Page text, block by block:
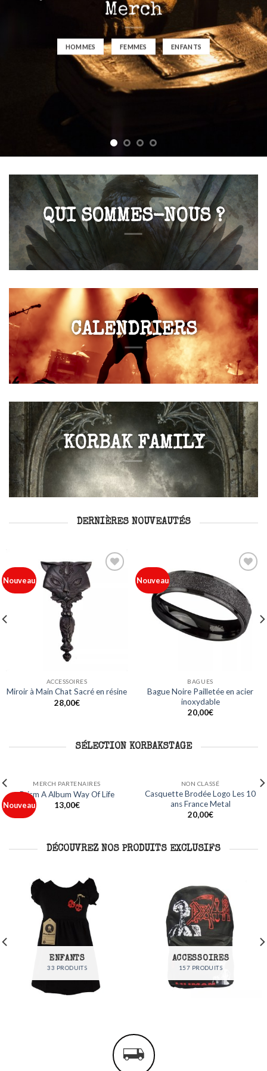
Merch
HOMMES FEMMES ENFANTS
QUI SOMMES-NOUS ?
CALENDRIERS
KORBAK FAMILY
DERNIÈRES NOUVEAUTÉS
Nouveau
ACCESSOIRES
Miroir à Main Chat Sacré en résine
28,00€
Nouveau
à ma
liste
BAGUES
Bague Noire Pailletée en acier
inoxydable
20,00€
SÉLECTION KORBAKSTAGE
NON CLASSÉ
Mug Logo Les 10 ans France
Metal
NON CLASSÉ
Sweat Capuche Logo Les 10
France Metal
35,00
DÉCOUVREZ NOS PRODUITS EXCLUSIFS
ENFANTS
33 PRODUITS
ACCESSOIRES
157 PRODUITS